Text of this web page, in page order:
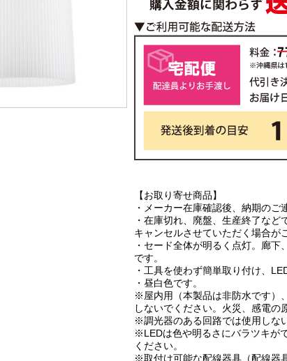
【お取り寄せ商品】
・メーカー在庫確認後、納期のご
・在庫切れ、廃盤、生産終了な
キャンセルさせていただく場合が
・セード全体が明るく点灯。廊下
です。
・工具を使わず簡単取り付け、
・昼白色です。
※屋内用（本製品は非防水です）
しないでください。火災、感電の
※調光器のある回路では使用しな
※LEDは色や明るさにバラツキが
ください。
※取付け可能な配線器具（配線器